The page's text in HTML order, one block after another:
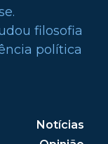
filosofia
política
Notícias